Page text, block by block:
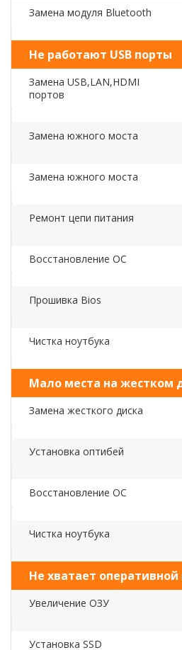
Замена модуля Bluetooth
Не работают USB порты
Замена USB,LAN,HDMI
портов
Замена южного моста
Замена южного моста
Ремонт цепи питания
Восстановление ОС
Прошивка Bios
Чистка ноутбука
Мало места на жестком
Замена жесткого диска
Установка оптибей
Восстановление ОС
Чистка ноутбука
Не хватает
Увеличение ОЗУ
Установка SSD